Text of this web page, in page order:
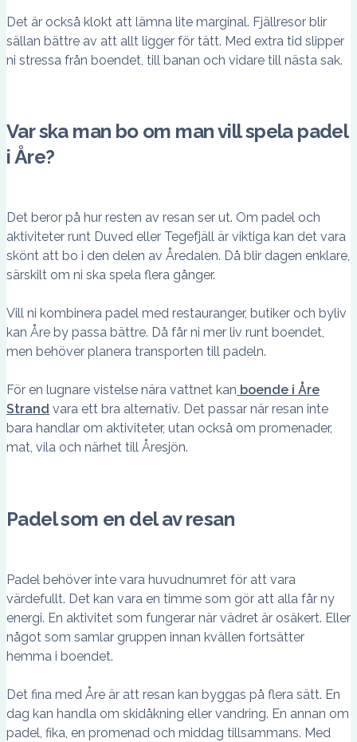
Det är också klokt att lämna lite marginal. Fjällresor blir
sällan bättre av att allt ligger för tätt. Med extra tid slipper
ni stressa från boendet, till banan och vidare till nästa sak.
Var ska man bo om man vill spela padel
i Åre?
Det beror på hur resten av resan ser ut. Om padel och
aktiviteter runt Duved eller Tegefjäll är viktiga kan det vara
skönt att bo i den delen av Åredalen. Då blir dagen enklare,
särskilt om ni ska spela flera gånger.
Vill ni kombinera padel med restauranger, butiker och byliv
kan Åre by passa bättre. Då får ni mer liv runt boendet,
men behöver planera transporten till padeln.
För en lugnare vistelse nära vattnet kan boende i Åre
Strand vara ett bra alternativ. Det passar när resan inte
bara handlar om aktiviteter, utan också om promenader,
mat, vila och närhet till Åresjön.
Padel som en del av resan
Padel behöver inte vara huvudnumret för att vara
värdefullt. Det kan vara en timme som gör att alla får ny
energi. En aktivitet som fungerar när vädret är osäkert. Eller
något som samlar gruppen innan kvällen fortsätter
hemma i boendet.
Det fina med Åre är att resan kan byggas på flera sätt. En
dag kan handla om skidåkning eller vandring. En annan om
padel, fika, en promenad och middag tillsammans. Med